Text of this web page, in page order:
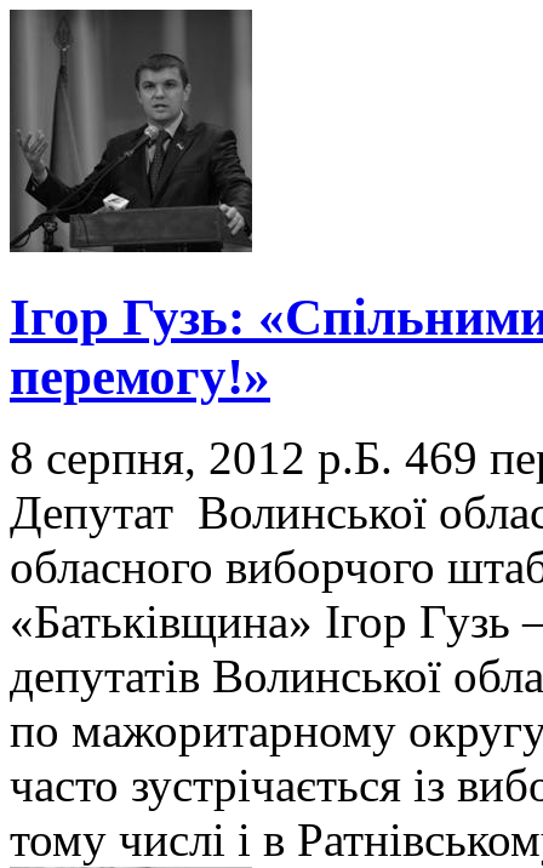
Ігор Гузь:
перемогу!»
8 серпня, 2012 р.Б. 469
Депутат Волинської
обласного виборчого
«Батьківщина» Ігор Гузь
депутатів Волинської
по мажоритарному
часто зустрічається із
тому числі і в